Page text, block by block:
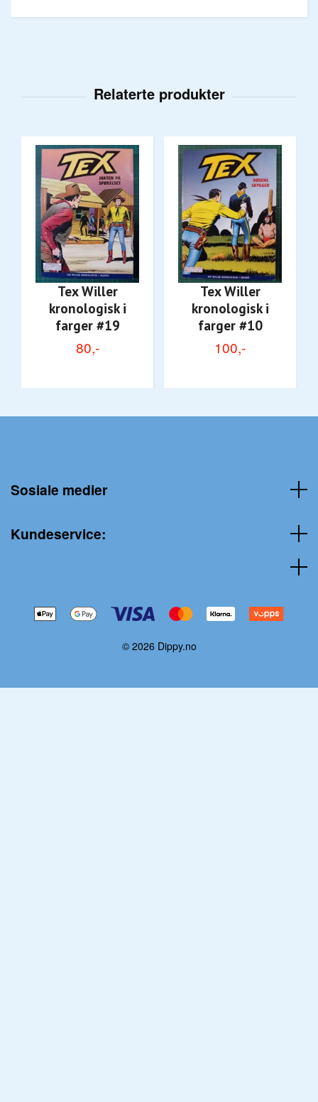
Tex Willer
kronologisk i
farger #19
80,-
Tex Willer
kronologisk i
farger #10
100,-
Sosiale medier
Kundeservice:
© 2026 Dippy.no